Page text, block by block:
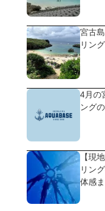
宮古
リン
4月の
ング
【現
リン
体感